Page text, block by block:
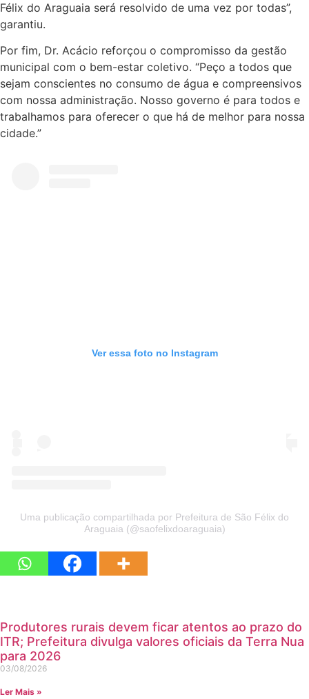
Félix do Araguaia será resolvido de uma vez por todas”,
garantiu.
Por fim, Dr. Acácio reforçou o compromisso da gestão
municipal com o bem-estar coletivo. “Peço a todos que
sejam conscientes no consumo de água e compreensivos
com nossa administração. Nosso governo é para todos e
trabalhamos para oferecer o que há de melhor para nossa
cidade.”
Ver essa foto no Instagram
Uma publicação compartilhada por Prefeitura de São Félix do
Araguaia (@saofelixdoaraguaia)
Produtores rurais devem ficar atentos ao prazo do
ITR; Prefeitura divulga valores oficiais da Terra Nua
para 2026
03/08/2026
Ler Mais »